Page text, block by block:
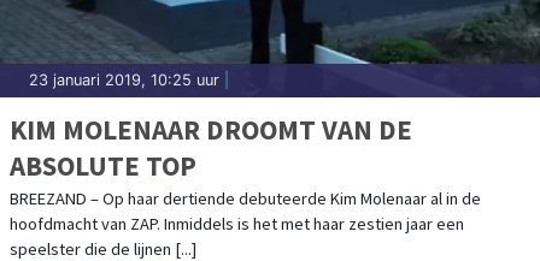
23 januari 2019, 10:25 uur
KIM MOLENAAR DROOMT VAN DE
ABSOLUTE TOP
BREEZAND – Op haar dertiende debuteerde Kim Molenaar al in de
hoofdmacht van ZAP. Inmiddels is het met haar zestien jaar een
speelster die de lijnen [...]